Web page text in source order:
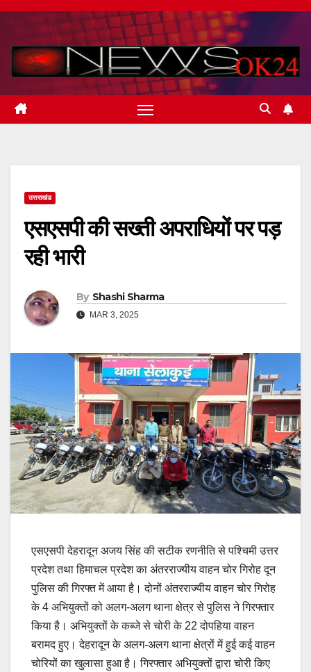
Skip
content
उत्तराखंड
एसएसपी की सख्ती अपराधियों पर पड़
रही भारी
By Shashi Sharma
MAR 3, 2025
एसएसपी देहरादून अजय सिंह की सटीक रणनीति से पश्चिमी उत्तर
प्रदेश तथा हिमाचल प्रदेश का अंतरराज्यीय वाहन चोर गिरोह दून
पुलिस की गिरफ्त में आया है। दोनों अंतरराज्यीय वाहन चोर गिरोह
के 4 अभियुक्तों को अलग-अलग थाना क्षेत्र से पुलिस ने गिरफ्तार
किया है। अभियुक्तों के कब्जे से चोरी के 22 दोपहिया वाहन
बरामद हुए। देहरादून के अलग-अलग थाना क्षेत्रों में हुई कई वाहन
चोरियों का खुलासा हुआ है। गिरफ्तार अभियुक्तों द्वारा चोरी किए